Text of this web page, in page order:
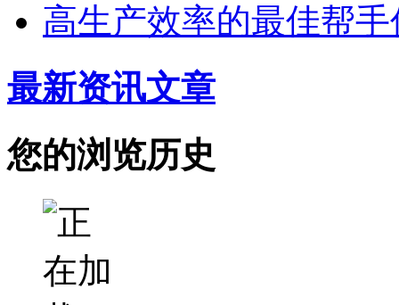
高生产效率的最佳帮
最新资讯文章
您的浏览历史